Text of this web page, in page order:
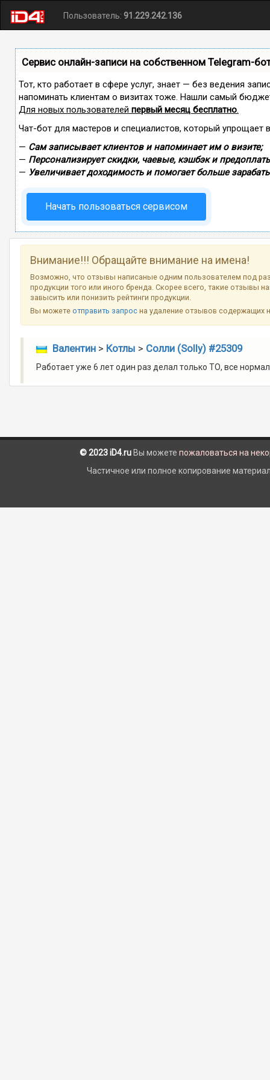
Пользователь: 91.229.242.136
Сервис онлайн-записи на собственном Telegram-
Тот, кто работает в сфере услуг, знает — без ведения
напоминать клиентам о визитах тоже. Нашли самый
Для новых пользователей первый месяц бесплатно.
Чат-бот для мастеров и специалистов, который упрощает
— Сам записывает клиентов и напоминает им о визите;
— Персонализирует скидки, чаевые, кэшбэк и
— Увеличивает доходимость и помогает больше
Начать пользоваться сервисом
Внимание!!! Обращайте внимание на имена!
Возможно, что отзывы написаные одним пользователем под
продукции того или иного бренда. Скорее всего, такие отзывы
завысить или понизить рейтинги продукции.
Вы можетеотправить запрос на удаление отзывов
Валентин> Котлы > Солли (Solly) #25309
Работает уже 6 лет один раз делал только ТО, все
© 2023 iD4.ru Вы можете пожаловаться на
Частичное или полное копирование